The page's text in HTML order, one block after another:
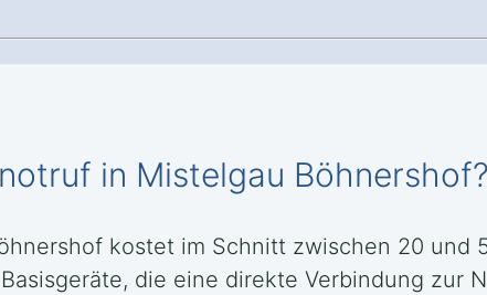
in Mistelgau Böhnershof?
kostet im Schnitt zwischen 20
die eine direkte Verbindung zur